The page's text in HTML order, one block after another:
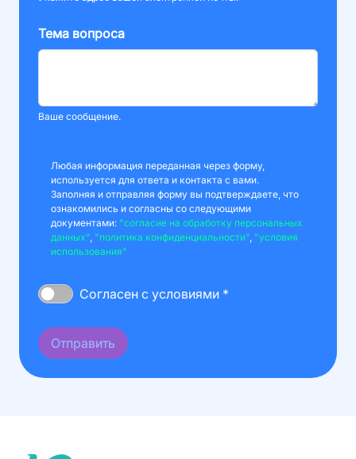
Тема вопроса
Ваше сообщение.
Любая информация переданная через форму,
используется для ответа и контакта с вами.
Заполняя и отправляя форму вы подтверждаете, что
ознакомились и согласны со следующими
документами: "согласие на обработку персональных
данных" "политика конфиденциальности" "условия
использования"
Согласен с условиями *
Отправить